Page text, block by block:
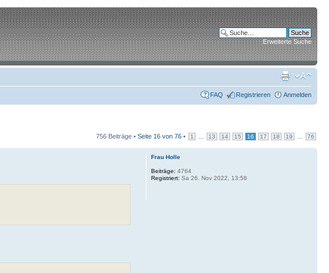
Erweiterte Suche
FAQ Registrieren Anmelden
756 Beiträge • Seite 16 von 76 • 1 13 14 15 16 17 18 19 76
Frau Holle
Beiträge: 4764
Registriert: Sa 26. Nov 2022, 13:58